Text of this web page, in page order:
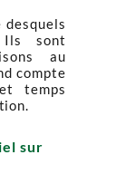
Ils sont
au
compte
temps
sur